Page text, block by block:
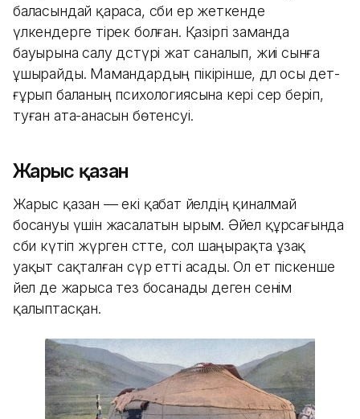
баласындай қараса, сәби ер жеткенде
үлкендерге тірек болған. Қазіргі заманда
бауырына салу дәстүрі жат саналып, жиі сынға
ұшырайды. Мамандардың пікірінше, дәл осы әдет-
ғұрып баланың психологиясына кері әсер беріп,
туған ата-анасын бөтенсуі.
Жарыс қазан
Жарыс қазан — екі қабат әйелдің қиналмай
босануы үшін жасалатын ырым. Әйел құрсағында
сәби күтіп жүрген сәтте, сол шаңырақта ұзақ
уақыт сақталған сүр етті асады. Ол ет піскенше
әйел де жарыса тез босанады деген сенім
қалыптасқан.